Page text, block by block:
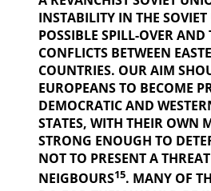
INSTABILITY IN THE
POSSIBLE SPILL-OVER AND
CONFLICTS BETWEEN
COUNTRIES. OUR AIM
EUROPEANS TO BECOME
DEMOCRATIC AND
STATES, WITH THEIR OWN
STRONG ENOUGH TO
NOT TO PRESENT A
NEIGBOURS15. MANY OF